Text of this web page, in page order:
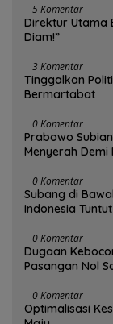
5 Komentar
Direktur Utama
Diam!”
3 Komentar
Tinggalkan
Bermartabat
0 Komentar
Prabowo
Menyerah Demi
0 Komentar
Subang di
Indonesia
0 Komentar
Dugaan
Pasangan Nol
0 Komentar
Optimalisasi